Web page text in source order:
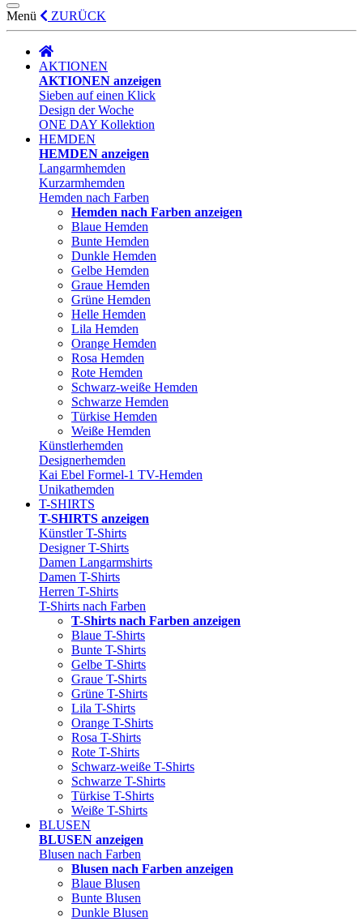
Menü ZURÜCK
AKTIONEN
AKTIONEN anzeigen
Sieben auf einen Klick
Design der Woche
ONE DAY Kollektion
HEMDEN
HEMDEN anzeigen
Langarmhemden
Kurzarmhemden
Hemden nach Farben
Hemden nach Farben anzeigen
Blaue Hemden
Bunte Hemden
Dunkle Hemden
Gelbe Hemden
Graue Hemden
Grüne Hemden
Helle Hemden
Lila Hemden
Orange Hemden
Rosa Hemden
Rote Hemden
Schwarz-weiße Hemden
Schwarze Hemden
Türkise Hemden
Weiße Hemden
Künstlerhemden
Designerhemden
Kai Ebel Formel-1 TV-Hemden
Unikathemden
T-SHIRTS
T-SHIRTS anzeigen
Künstler T-Shirts
Designer T-Shirts
Damen Langarmshirts
Damen T-Shirts
Herren T-Shirts
T-Shirts nach Farben
T-Shirts nach Farben anzeigen
Blaue T-Shirts
Bunte T-Shirts
Gelbe T-Shirts
Graue T-Shirts
Grüne T-Shirts
Lila T-Shirts
Orange T-Shirts
Rosa T-Shirts
Rote T-Shirts
Schwarz-weiße T-Shirts
Schwarze T-Shirts
Türkise T-Shirts
Weiße T-Shirts
BLUSEN
BLUSEN anzeigen
Blusen nach Farben
Blusen nach Farben anzeigen
Blaue Blusen
Bunte Blusen
Dunkle Blusen